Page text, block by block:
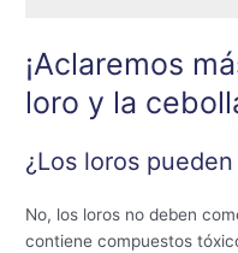
¡Aclaremos
loro y la
¿Los loros
No, los loros no deben
contiene compuestos